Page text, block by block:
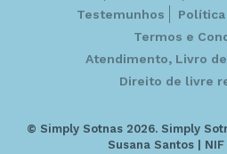
Testemunhos
Termos e
Atendimento, Livro
Direito de livre
© Simply Sotnas 2026. Simply
Susana Santos |